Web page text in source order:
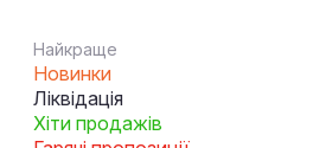
Найкраще
Новинки
Ліквідація
Хіти продажів